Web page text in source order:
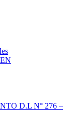
D.L N° 276 –